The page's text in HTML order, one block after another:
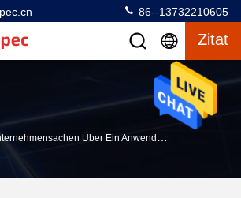
86--13732210605
Zitat
Über Ein Anwendungsfall Der CHNSpec FS-13 Hyperspektralkamera Bei Der Nicht Zerstörenden Detektion Von Aminosäuren In Lebenden Fischen